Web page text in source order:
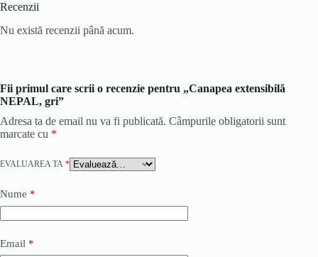
Recenzii
Nu există recenzii până acum.
Fii primul care scrii o recenzie pentru „Canapea extensibilă
NEPAL, gri”
Adresa ta de email nu va fi publicată. Câmpurile obligatorii sunt
marcate cu *
EVALUAREA TA *
Nume *
Email *